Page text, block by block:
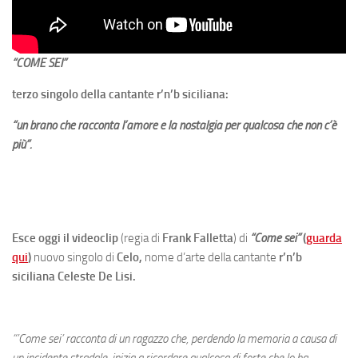
“COME SEI”
terzo singolo della cantante r’n’b siciliana:
“un brano che racconta l’amore e la nostalgia per qualcosa che non c’è
più”.
Esce oggi il videoclip(regia di Frank Falletta) di “Come sei”(guarda
qui) nuovo singolo di Celo, nome d’arte della cantante r’n’b
siciliana Celeste De Lisi.
“’Come sei’ racconta di un ragazzo che, perdendo la memoria a causa di